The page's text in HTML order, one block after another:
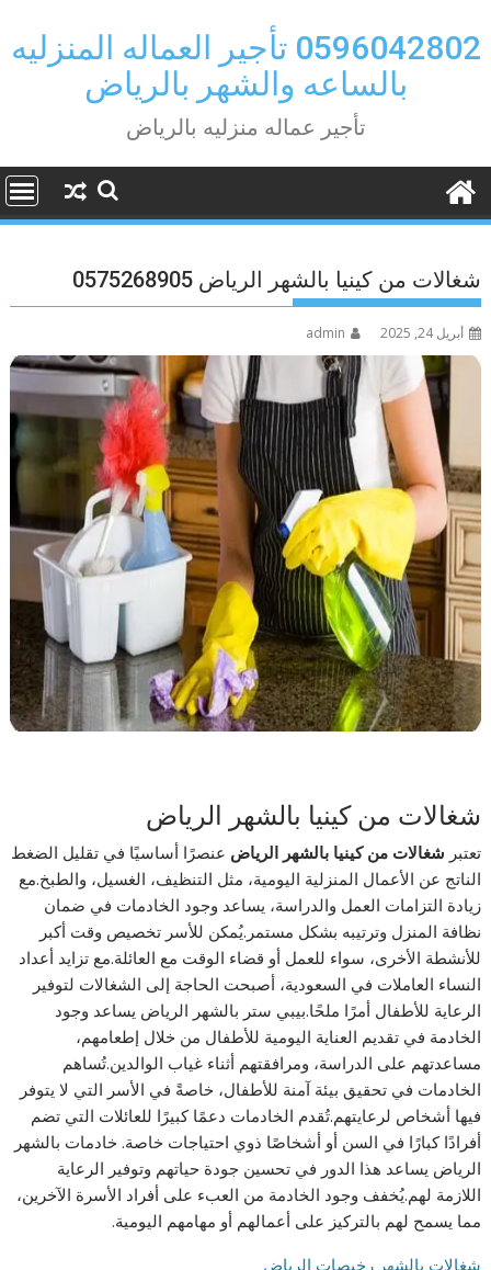
to
content
0596042802 تأجير العماله المنزليه
بالساعه والشهر بالرياض
تأجير عماله منزليه بالرياض
شغالات من كينيا بالشهر الرياض 0575268905
أبريل 24, 2025 admin
شغالات من كينيا بالشهر الرياض
تعتبر شغالات من كينيا بالشهر الرياض عنصرًا أساسيًا في تقليل الضغط
الناتج عن الأعمال المنزلية اليومية، مثل التنظيف، الغسيل، والطبخ.مع
زيادة التزامات العمل والدراسة، يساعد وجود الخادمات في ضمان
نظافة المنزل وترتيبه بشكل مستمر.يُمكن للأسر تخصيص وقت أكبر
للأنشطة الأخرى، سواء للعمل أو قضاء الوقت مع العائلة.مع تزايد أعداد
النساء العاملات في السعودية، أصبحت الحاجة إلى الشغالات لتوفير
الرعاية للأطفال أمرًا ملحًا.بيبي ستر بالشهر الرياض يساعد وجود
الخادمة في تقديم العناية اليومية للأطفال من خلال إطعامهم،
مساعدتهم على الدراسة، ومرافقتهم أثناء غياب الوالدين.تُساهم
الخادمات في تحقيق بيئة آمنة للأطفال، خاصةً في الأسر التي لا يتوفر
فيها أشخاص لرعايتهم.تُقدم الخادمات دعمًا كبيرًا للعائلات التي تضم
أفرادًا كبارًا في السن أو أشخاصًا ذوي احتياجات خاصة. خادمات بالشهر
الرياض يساعد هذا الدور في تحسين جودة حياتهم وتوفير الرعاية
اللازمة لهم.يُخفف وجود الخادمة من العبء على أفراد الأسرة الآخرين،
مما يسمح لهم بالتركيز على أعمالهم أو مهامهم اليومية.
شغالات بالشهر رخيصات الرياض